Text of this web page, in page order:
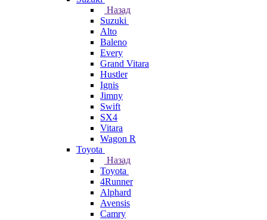
Назад
Suzuki
Alto
Baleno
Every
Grand Vitara
Hustler
Ignis
Jimny
Swift
SX4
Vitara
Wagon R
Toyota
Назад
Toyota
4Runner
Alphard
Avensis
Camry